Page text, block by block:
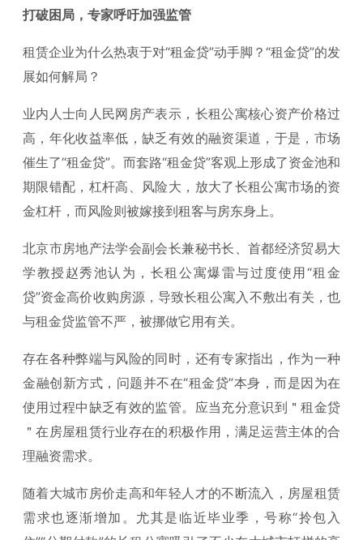
打破困局，专家呼吁加强监管
租赁企业为什么热衷于对“租金贷”动手脚？“租金贷”的发
展如何解局？
业内人士向人民网房产表示，长租公寓核心资产价格过
高，年化收益率低，缺乏有效的融资渠道，于是，市场
催生了“租金贷”。而套路“租金贷”客观上形成了资金池和
期限错配，杠杆高、风险大，放大了长租公寓市场的资
金杠杆，而风险则被嫁接到租客与房东身上。
北京市房地产法学会副会长兼秘书长、首都经济贸易大
学教授赵秀池认为，长租公寓爆雷与过度使用“租金
贷”资金高价收购房源，导致长租公寓入不敷出有关，也
与租金贷监管不严，被挪做它用有关。
存在各种弊端与风险的同时，还有专家指出，作为一种
金融创新方式，问题并不在“租金贷”本身，而是因为在
使用过程中缺乏有效的监管。应当充分意识到＂租金贷
＂在房屋租赁行业存在的积极作用，满足运营主体的合
理融资需求。
随着大城市房价走高和年轻人才的不断流入，房屋租赁
需求也逐渐增加。尤其是临近毕业季，号称“拎包入